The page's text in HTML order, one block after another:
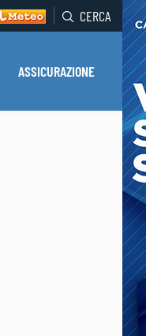
CERCA
ASSICURAZIONE